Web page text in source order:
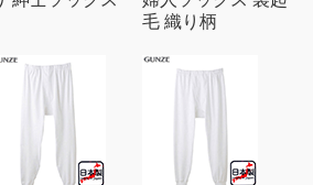
毛 織り柄